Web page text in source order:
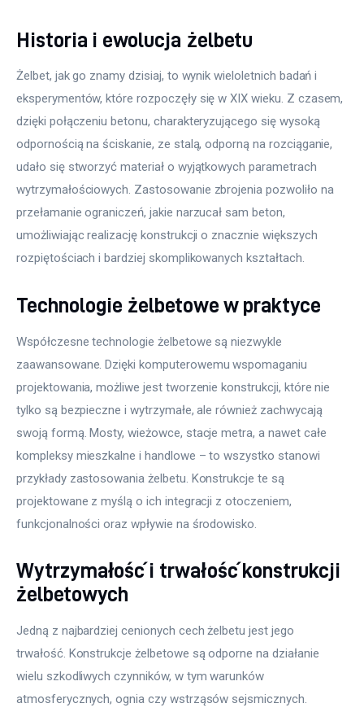
Historia i ewolucja żelbetu
Żelbet, jak go znamy dzisiaj, to wynik wieloletnich badań i
eksperymentów, które rozpoczęły się w XIX wieku. Z czasem,
dzięki połączeniu betonu, charakteryzującego się wysoką
odpornością na ściskanie, ze stalą, odporną na rozciąganie,
udało się stworzyć materiał o wyjątkowych parametrach
wytrzymałościowych. Zastosowanie zbrojenia pozwoliło na
przełamanie ograniczeń, jakie narzucał sam beton,
umożliwiając realizację konstrukcji o znacznie większych
rozpiętościach i bardziej skomplikowanych kształtach.
Technologie żelbetowe w praktyce
Współczesne technologie żelbetowe są niezwykle
zaawansowane. Dzięki komputerowemu wspomaganiu
projektowania, możliwe jest tworzenie konstrukcji, które nie
tylko są bezpieczne i wytrzymałe, ale również zachwycają
swoją formą. Mosty, wieżowce, stacje metra, a nawet całe
kompleksy mieszkalne i handlowe – to wszystko stanowi
przykłady zastosowania żelbetu. Konstrukcje te są
projektowane z myślą o ich integracji z otoczeniem,
funkcjonalności oraz wpływie na środowisko.
Wytrzymałość i trwałość konstrukcji
żelbetowych
Jedną z najbardziej cenionych cech żelbetu jest jego
trwałość. Konstrukcje żelbetowe są odporne na działanie
wielu szkodliwych czynników, w tym warunków
atmosferycznych, ognia czy wstrząsów sejsmicznych.